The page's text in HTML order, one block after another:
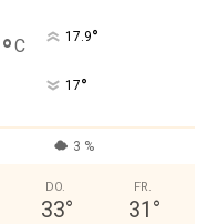
°C 17.9°
17°
3 %
DO.
33°
FR.
31 °